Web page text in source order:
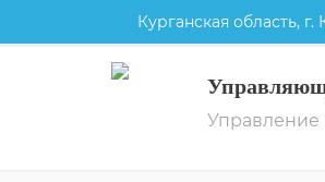
Курганская область,